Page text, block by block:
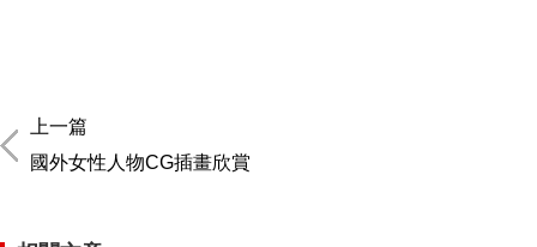
上一篇
國外女性人物CG插畫欣賞